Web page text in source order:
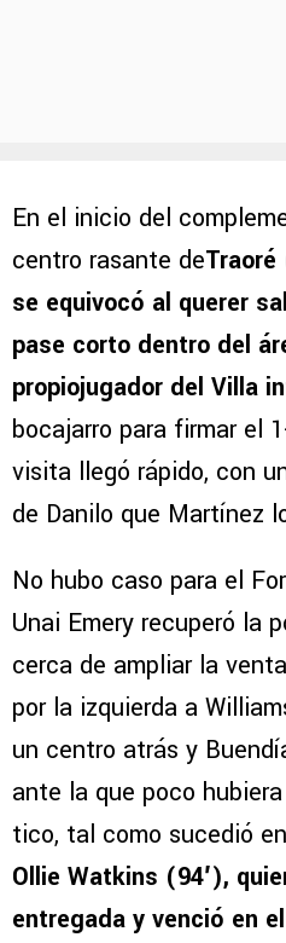
En el inicio del
centro rasante deTraoré
se equivocó al querer
pase corto dentro del
propiojugador del Villa
bocajarro para firmar el
visita llegó rápido, con
de Danilo que Martínez
No hubo caso para el
Unai Emery recuperó la
cerca de ampliar la
por la izquierda a
un centro atrás y
ante la que poco
tico, tal como sucedió
Ollie Watkins (94′),
entregada y venció en